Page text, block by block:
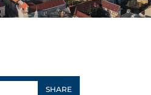
SHARE